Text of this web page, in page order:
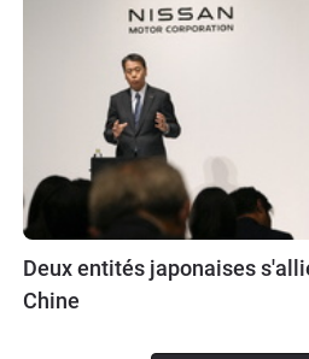
Deux entités japonaises
Chine